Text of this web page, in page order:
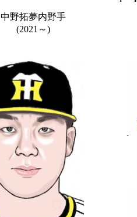
中野拓夢内野手
(2021～)